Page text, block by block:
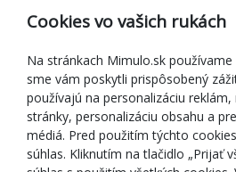
Reklamácia
Darčekové poukážky
Zľavové kupóny
Blog
O predajcovi
Mimulo.sk
Obchodné podmienky
Cookies vo vašich rukách
Na stránkach Mimulo.sk
sme vám poskytli prispôsobený
používajú na personalizáciu
stránky, personalizáciu obsahu a
médiá. Pred použitím týchto
súhlas. Kliknutím na tlačidlo „Prijať